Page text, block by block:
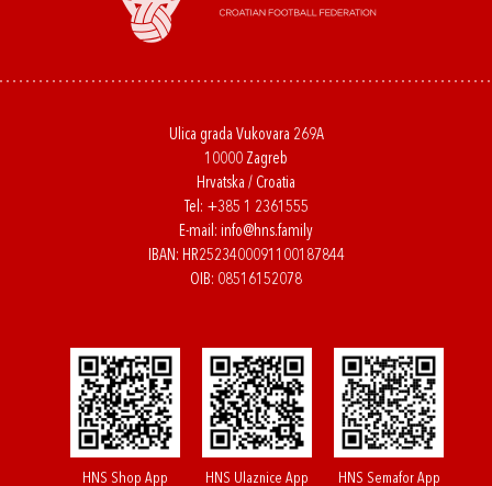
Ulica grada Vukovara 269A
10000 Zagreb
Hrvatska / Croatia
Tel: +385 1 2361555
E-mail: info@hns.family
IBAN: HR2523400091100187844
OIB: 08516152078
HNS Shop App HNS Ulaznice App HNS Semafor App